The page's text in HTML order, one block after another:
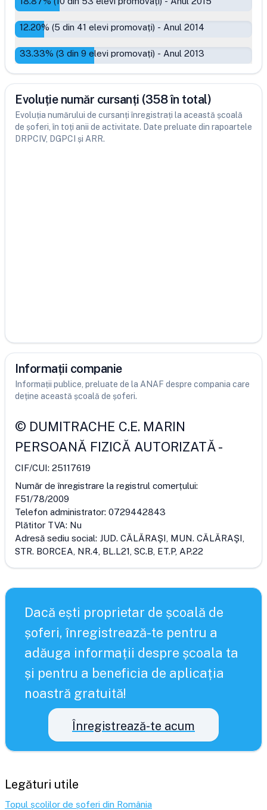
12.20% (5 din 41 elevi promovați) - Anul 2014
33.33% (3 din 9 elevi promovați) - Anul 2013
Evoluție număr cursanți (358 în total)
Evoluția numărului de cursanți înregistrați la această școală
de șoferi, în toți anii de activitate. Date preluate din rapoartele
DRPCIV, DGPCI și ARR.
Informații companie
Informații publice, preluate de la ANAF despre compania care
deține această școală de șoferi.
© DUMITRACHE C.E. MARIN
PERSOANĂ FIZICĂ AUTORIZATĂ-
CIF/CUI: 25117619
Număr de înregistrare la registrul comerțului:
F51/78/2009
Telefon administrator: 0729442843
Plătitor TVA: Nu
Adresă sediu social: JUD. CĂLĂRAŞI, MUN. CĂLĂRAŞI,
STR. BORCEA, NR.4, BL.L21, SC.B, ET.P, AP.22
Dacă ești proprietar de școală de
șoferi, înregistrează-te pentru a
adăuga informații despre școala ta
și pentru a beneficia de aplicația
noastră gratuită!
Înregistrează-te acum
Legături utile
Topul școlilor de șoferi din România